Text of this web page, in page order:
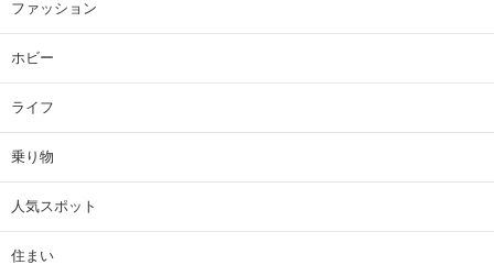
ファッション
ホビー
ライフ
乗り物
人気スポット
住まい